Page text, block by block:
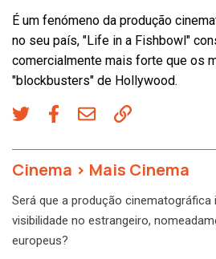
É um fenómeno da produção
no seu país, "Life in a Fishbowl"
comercialmente mais forte que os
"blockbusters" de Hollywood.
Cinema > Mais Cinema
Será que a produção cinematográfica
visibilidade no estrangeiro,
europeus?